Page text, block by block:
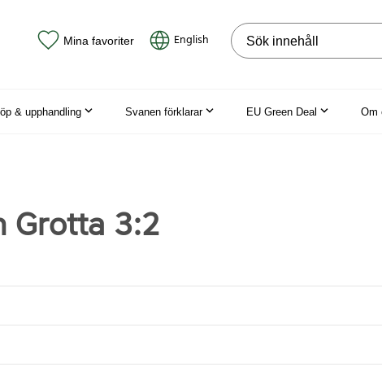
Mina favoriter English Sök på webbplatsen
& upphandling Svanen förklarar EU Green Deal Om
Grotta 3:2